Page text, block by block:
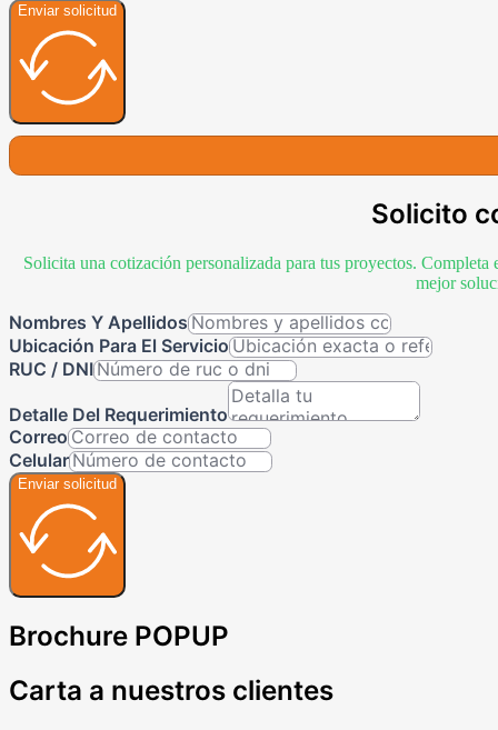
Enviar solicitud
Solicito
Solicita una cotización personalizada para tus proyectos.
mejor
Nombres Y Apellidos
Ubicación Para El Servicio
RUC / DNI
Detalle Del Requerimiento
Correo
Celular
Enviar solicitud
Brochure POPUP
Carta a nuestros clientes